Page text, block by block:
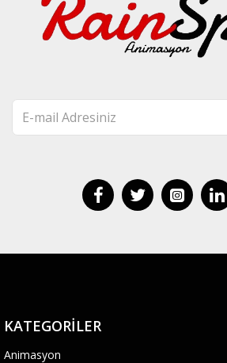
KATEGORILER
Animasyon